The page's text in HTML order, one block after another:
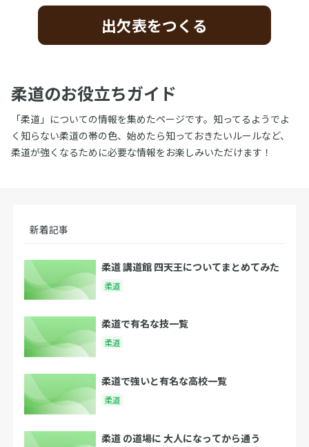
出欠表をつくる
柔道のお役立ちガイド
「柔道」についての情報を集めたページです。知ってるようでよ
く知らない柔道の帯の色、始めたら知っておきたいルールなど、
柔道が強くなるために必要な情報をお楽しみいただけます！
新着記事
柔道 講道館 四天王についてまとめてみた
柔道
柔道で有名な技一覧
柔道
柔道で強いと有名な高校一覧
柔道
柔道 の道場に 大人になってから通う